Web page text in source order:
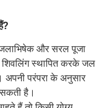
जलाभिषेक और सरल पूजा
स्थापित करके जल
अपनी परंपरा के अनुसार
है।